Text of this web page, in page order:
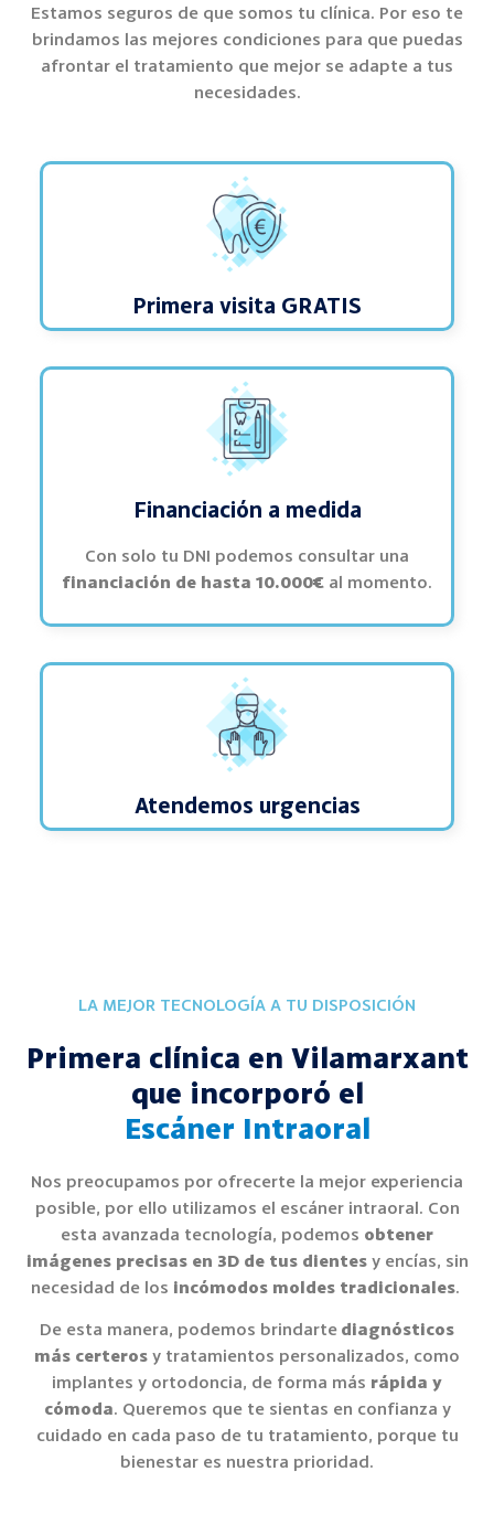
Estamos seguros de que somos tu clínica. Por eso te
brindamos las mejores condiciones para que puedas
afrontar el tratamiento que mejor se adapte a tus
necesidades.
Primera visita GRATIS
Financiación a medida
Con solo tu DNI podemos consultar una
financiación de hasta 10.000€ al momento.
Atendemos urgencias
LA MEJOR TECNOLOGÍA A TU DISPOSICIÓN
Primera clínica en Vilamarxant
que incorporó el
Escáner Intraoral
Nos preocupamos por ofrecerte la mejor experiencia
posible, por ello utilizamos el escáner intraoral. Con
esta avanzada tecnología, podemos obtener
imágenes precisas en 3D de tus dientesy encías, sin
necesidad de los incómodos moldes tradicionales.
De esta manera, podemos brindarte diagnósticos
más certeros y tratamientos personalizados, como
implantes y ortodoncia, de forma más rápida y
cómoda. Queremos que te sientas en confianza y
cuidado en cada paso de tu tratamiento, porque tu
bienestar es nuestra prioridad.